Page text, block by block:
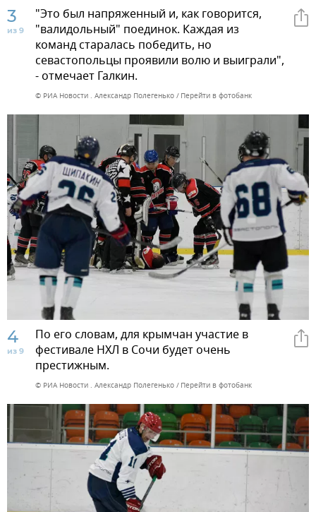
3
из 9
"Это был напряженный и, как говорится,
"валидольный" поединок. Каждая из
команд старалась победить, но
севастопольцы проявили волю и выиграли",
- отмечает Галкин.
© РИА Новости . Александр Полегенько Перейти в фотобанк
4
из 9
По его словам, для крымчан участие в
фестивале НХЛ в Сочи будет очень
престижным.
© РИА Новости . Александр Полегенько Перейти в фотобанк